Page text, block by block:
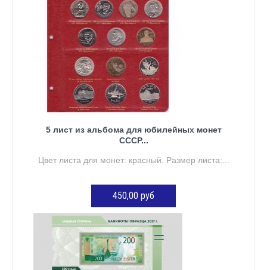
5 лист из альбома для юбилейных монет
СССР...
Цвет листа для монет: красный. Размер листа:...
450,00 руб
ДОБАВИТЬ В КОРЗИНУ